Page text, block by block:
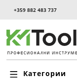
+359 882 483 737
Категории